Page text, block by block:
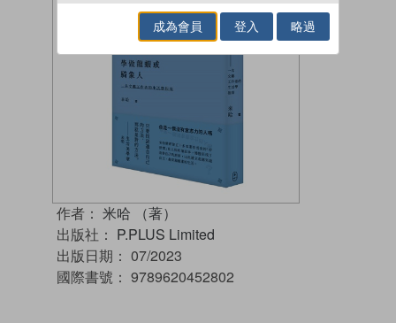
作者： 米哈 （著）
出版社： P.PLUS Limited
出版日期： 07/2023
國際書號： 9789620452802
成為會員 登入 略過